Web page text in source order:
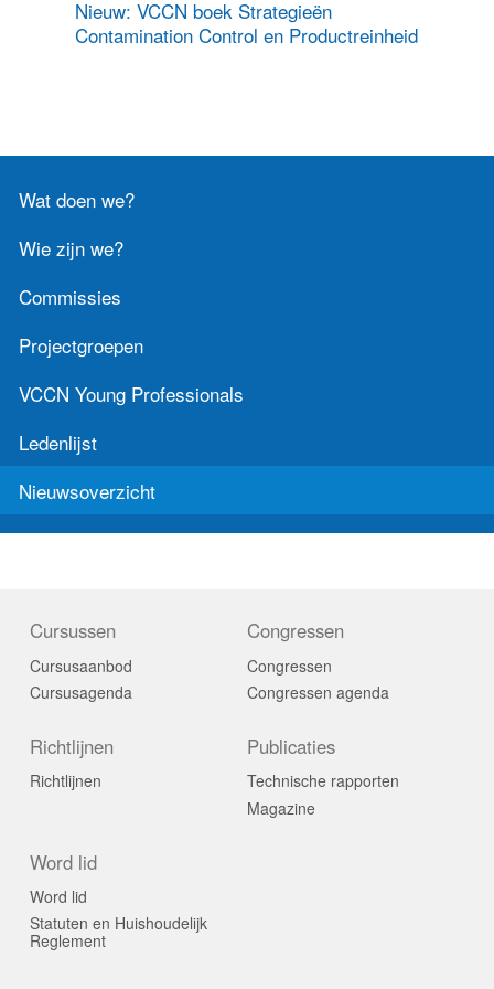
Nieuw: VCCN boek Strategieën
Contamination Control en Productreinheid
Wat doen we?
Wie zijn we?
Commissies
Projectgroepen
VCCN Young Professionals
Ledenlijst
Nieuwsoverzicht
Cursussen
Cursusaanbod
Cursusagenda
Congressen
Congressen
Congressen agenda
Richtlijnen
Richtlijnen
Publicaties
Technische rapporten
Magazine
Word lid
Word lid
Statuten en Huishoudelijk
Reglement
Contact